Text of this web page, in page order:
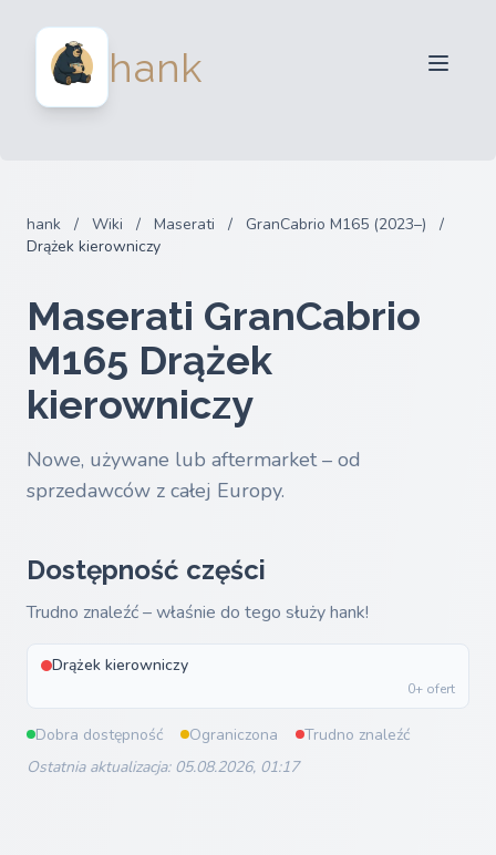
hankDla kupujących
hank / Wiki / Maserati / GranCabrio M165 (2023–)
/
Drążek kierowniczy
Maserati GranCabrio
M165 Drążek
kierowniczy
Nowe, używane lub aftermarket – od
sprzedawców z całej Europy.
Dostępność części
Trudno znaleźć – właśnie do tego służy hank!
Drążek kierowniczy
0+ ofert
Dobra dostępność Ograniczona
Trudno znaleźć
Ostatnia aktualizacja: 05.08.2026, 01:17